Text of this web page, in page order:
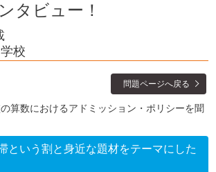
タビュー！
校
問題ページへ戻る
算数におけるアドミッション・ポリシーを聞
という割と身近な題材をテーマにした